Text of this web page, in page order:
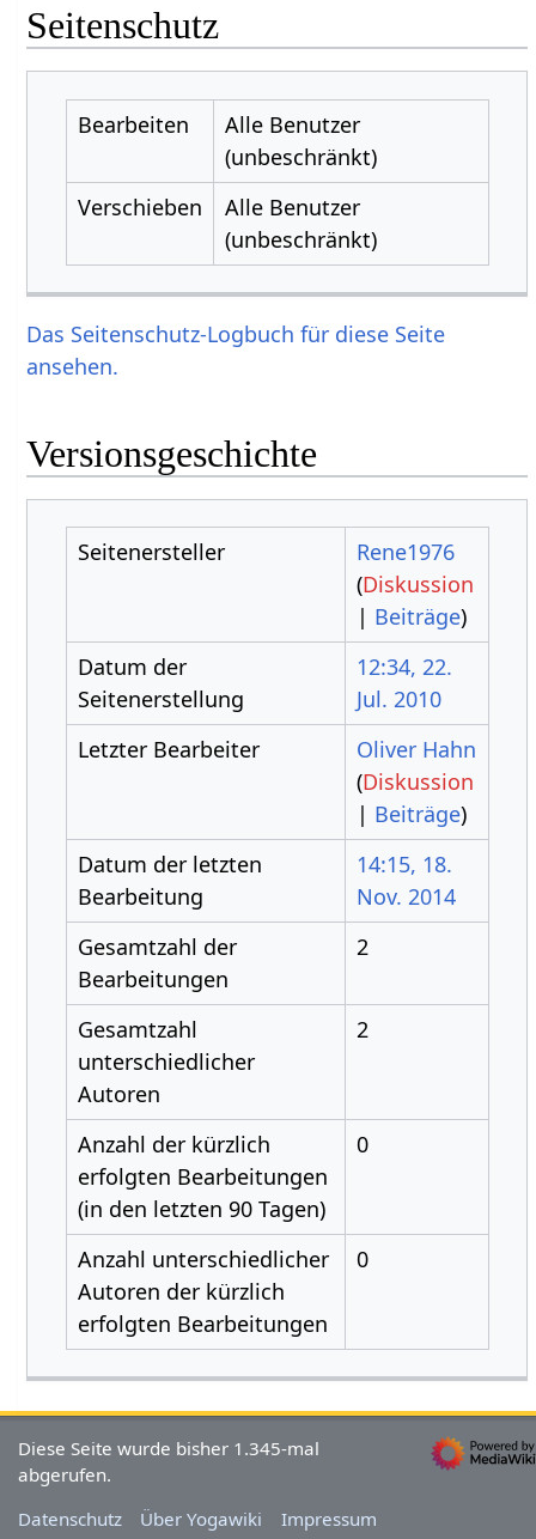
Seitenschutz
Bearbeiten
Alle Benutzer
(unbeschränkt)
Verschieben
Alle Benutzer
(unbeschränkt)
Das Seitenschutz-Logbuch für diese Seite
ansehen.
Versionsgeschichte
Seitenersteller
Rene1976
(Diskussion
| Beiträge)
Datum der
Seitenerstellung
12:34, 22.
Jul. 2010
Letzter Bearbeiter
Oliver Hahn
(Diskussion
| Beiträge)
Datum der letzten
Bearbeitung
14:15, 18.
Nov. 2014
Gesamtzahl der
Bearbeitungen
2
Gesamtzahl
unterschiedlicher
Autoren
2
Anzahl der kürzlich
erfolgten Bearbeitungen
(in den letzten 90 Tagen)
0
Anzahl unterschiedlicher
Autoren der kürzlich
erfolgten Bearbeitungen
0
Diese Seite wurde bisher 1.345-mal
abgerufen.
Datenschutz
Über Yogawiki Impressum